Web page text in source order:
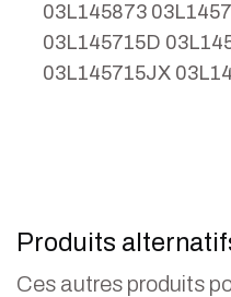
03L145873
03L145715D
03L145715JX
Produits
Ces autres produits